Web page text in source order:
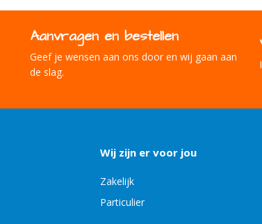
Aanvragen en bestellen
Geef je wensen aan ons door en wij gaan aan
de slag.
Wij zijn er voor jou
Zakelijk
Particulier